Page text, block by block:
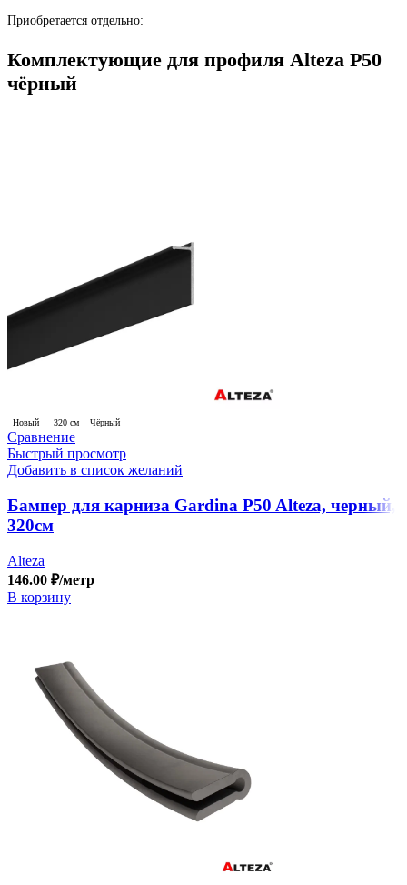
Приобретается отдельно:
Комплектующие для профиля Alteza P50
чёрный
Новый 320 см Чёрный
Сравнение
Быстрый просмотр
Добавить в список желаний
Бампер для карниза Gardina P50 Alteza, черный,
320см
Alteza
146.00 ₽/метр
В корзину